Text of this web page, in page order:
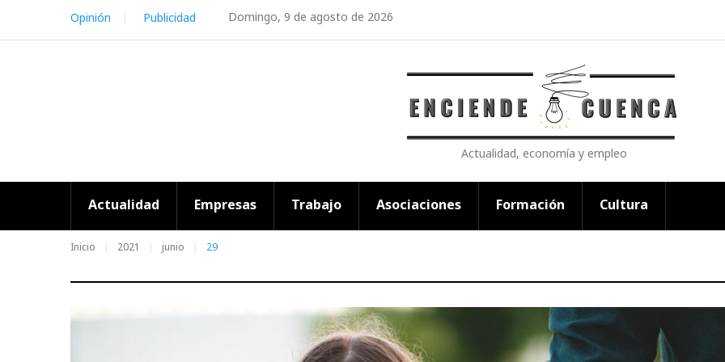
content
Domingo, 9 de agosto de 2026
Opinión Publicidad
Actualidad, economía y empleo
Actualidad Empresas Trabajo Asociaciones Formación Cultura
Inicio 2021 junio 29
Día: